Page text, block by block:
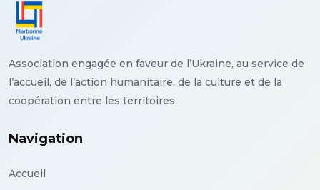
Association engagée en faveur de l’Ukraine, au service de
l’accueil, de l’action humanitaire, de la culture et de la
coopération entre les territoires.
Navigation
Accueil